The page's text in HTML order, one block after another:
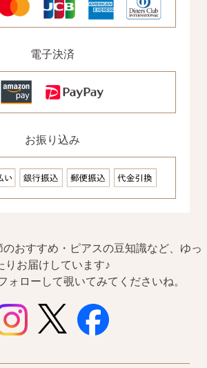
電子決済
お振り込み
おすすめ・ピアスの豆知識など、ゆっ
りお届けしています♪
ォローして覗いてみてくださいね。